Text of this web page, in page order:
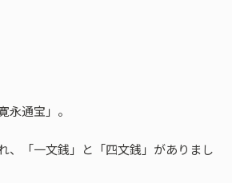
永通宝」。
、「一文銭」と「四文銭」がありまし